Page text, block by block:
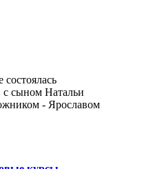
с сыном Натальи
- Ярославом